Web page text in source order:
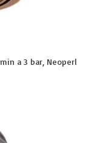
a 3 bar, Neoperl